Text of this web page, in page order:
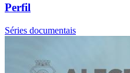
Perfil
Séries documentais